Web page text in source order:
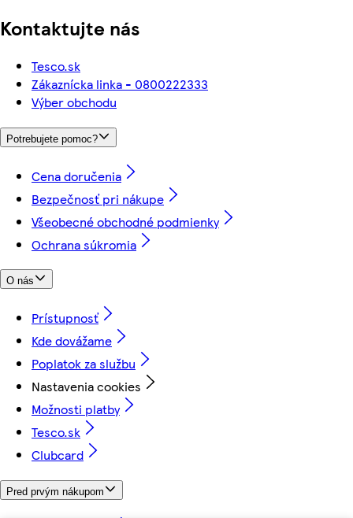
Kontaktujte nás
Tesco.sk
Zákaznícka linka - 0800222333
Výber obchodu
Potrebujete pomoc?
Cena doručenia
Bezpečnosť pri nákupe
Všeobecné obchodné podmienky
Ochrana súkromia
O nás
Prístupnosť
Kde dovážame
Poplatok za službu
Nastavenia cookies
Možnosti platby
Tesco.sk
Clubcard
Pred prvým nákupom